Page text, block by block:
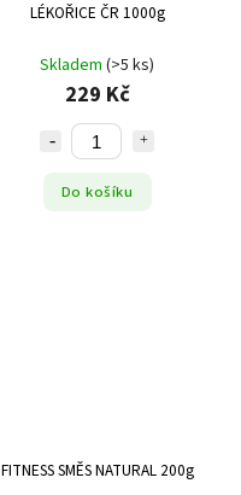
LÉKOŘICE ČR 1000g
Skladem (>5 ks)
229 Kč
Do košíku
FITNESS SMĚS NATURAL 200g